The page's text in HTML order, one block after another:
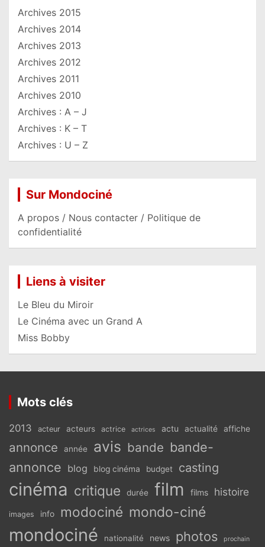
Archives 2015
Archives 2014
Archives 2013
Archives 2012
Archives 2011
Archives 2010
Archives : A – J
Archives : K – T
Archives : U – Z
Sur Mondociné
A propos / Nous contacter / Politique de
confidentialité
Liens à visiter
Le Bleu du Miroir
Le Cinéma avec un Grand A
Miss Bobby
Mots clés
2013 acteur acteurs actrice actrices actu actualité affiche
annonce année avis bande bande-
annonce blog blog cinéma budget casting
cinéma critique durée film films histoire
images info modociné mondo-ciné
mondociné nationalité news photos prochain